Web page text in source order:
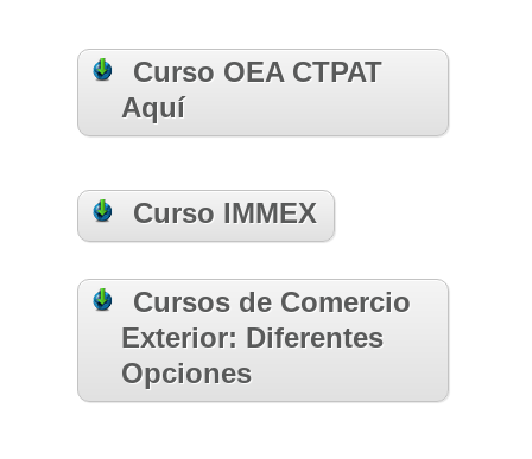
Curso OEA CTPAT
Aquí
Curso IMMEX
Cursos de Comercio
Exterior: Diferentes
Opciones